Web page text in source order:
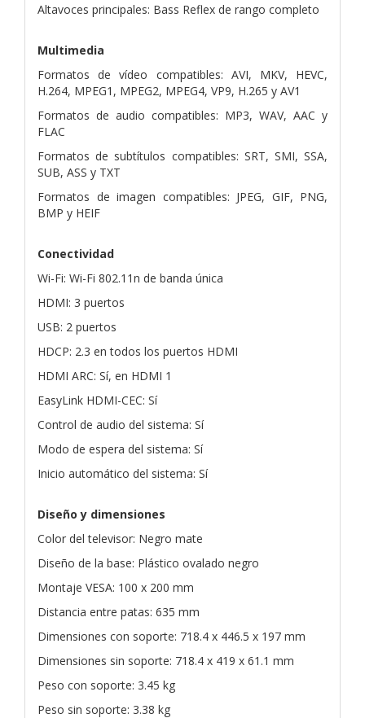
Altavoces principales: Bass Reflex de rango completo
Multimedia
Formatos de vídeo compatibles: AVI, MKV, HEVC,
H.264, MPEG1, MPEG2, MPEG4, VP9, H.265 y AV1
Formatos de audio compatibles: MP3, WAV, AAC y
FLAC
Formatos de subtítulos compatibles: SRT, SMI, SSA,
SUB, ASS y TXT
Formatos de imagen compatibles: JPEG, GIF, PNG,
BMP y HEIF
Conectividad
Wi-Fi: Wi-Fi 802.11n de banda única
HDMI: 3 puertos
USB: 2 puertos
HDCP: 2.3 en todos los puertos HDMI
HDMI ARC: Sí, en HDMI 1
EasyLink HDMI-CEC: Sí
Control de audio del sistema: Sí
Modo de espera del sistema: Sí
Inicio automático del sistema: Sí
Diseño y dimensiones
Color del televisor: Negro mate
Diseño de la base: Plástico ovalado negro
Montaje VESA: 100 x 200 mm
Distancia entre patas: 635 mm
Dimensiones con soporte: 718.4 x 446.5 x 197 mm
Dimensiones sin soporte: 718.4 x 419 x 61.1 mm
Peso con soporte: 3.45 kg
Peso sin soporte: 3.38 kg